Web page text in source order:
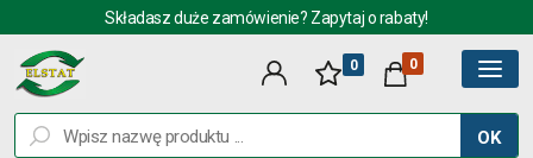
Składasz duże zamówienie? Zapytaj o rabaty!
OK
0 0